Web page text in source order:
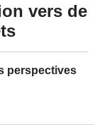
perspectives
vers de